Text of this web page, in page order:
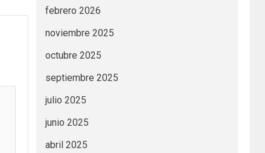
febrero 2026
noviembre 2025
octubre 2025
septiembre 2025
julio 2025
junio 2025
abril 2025